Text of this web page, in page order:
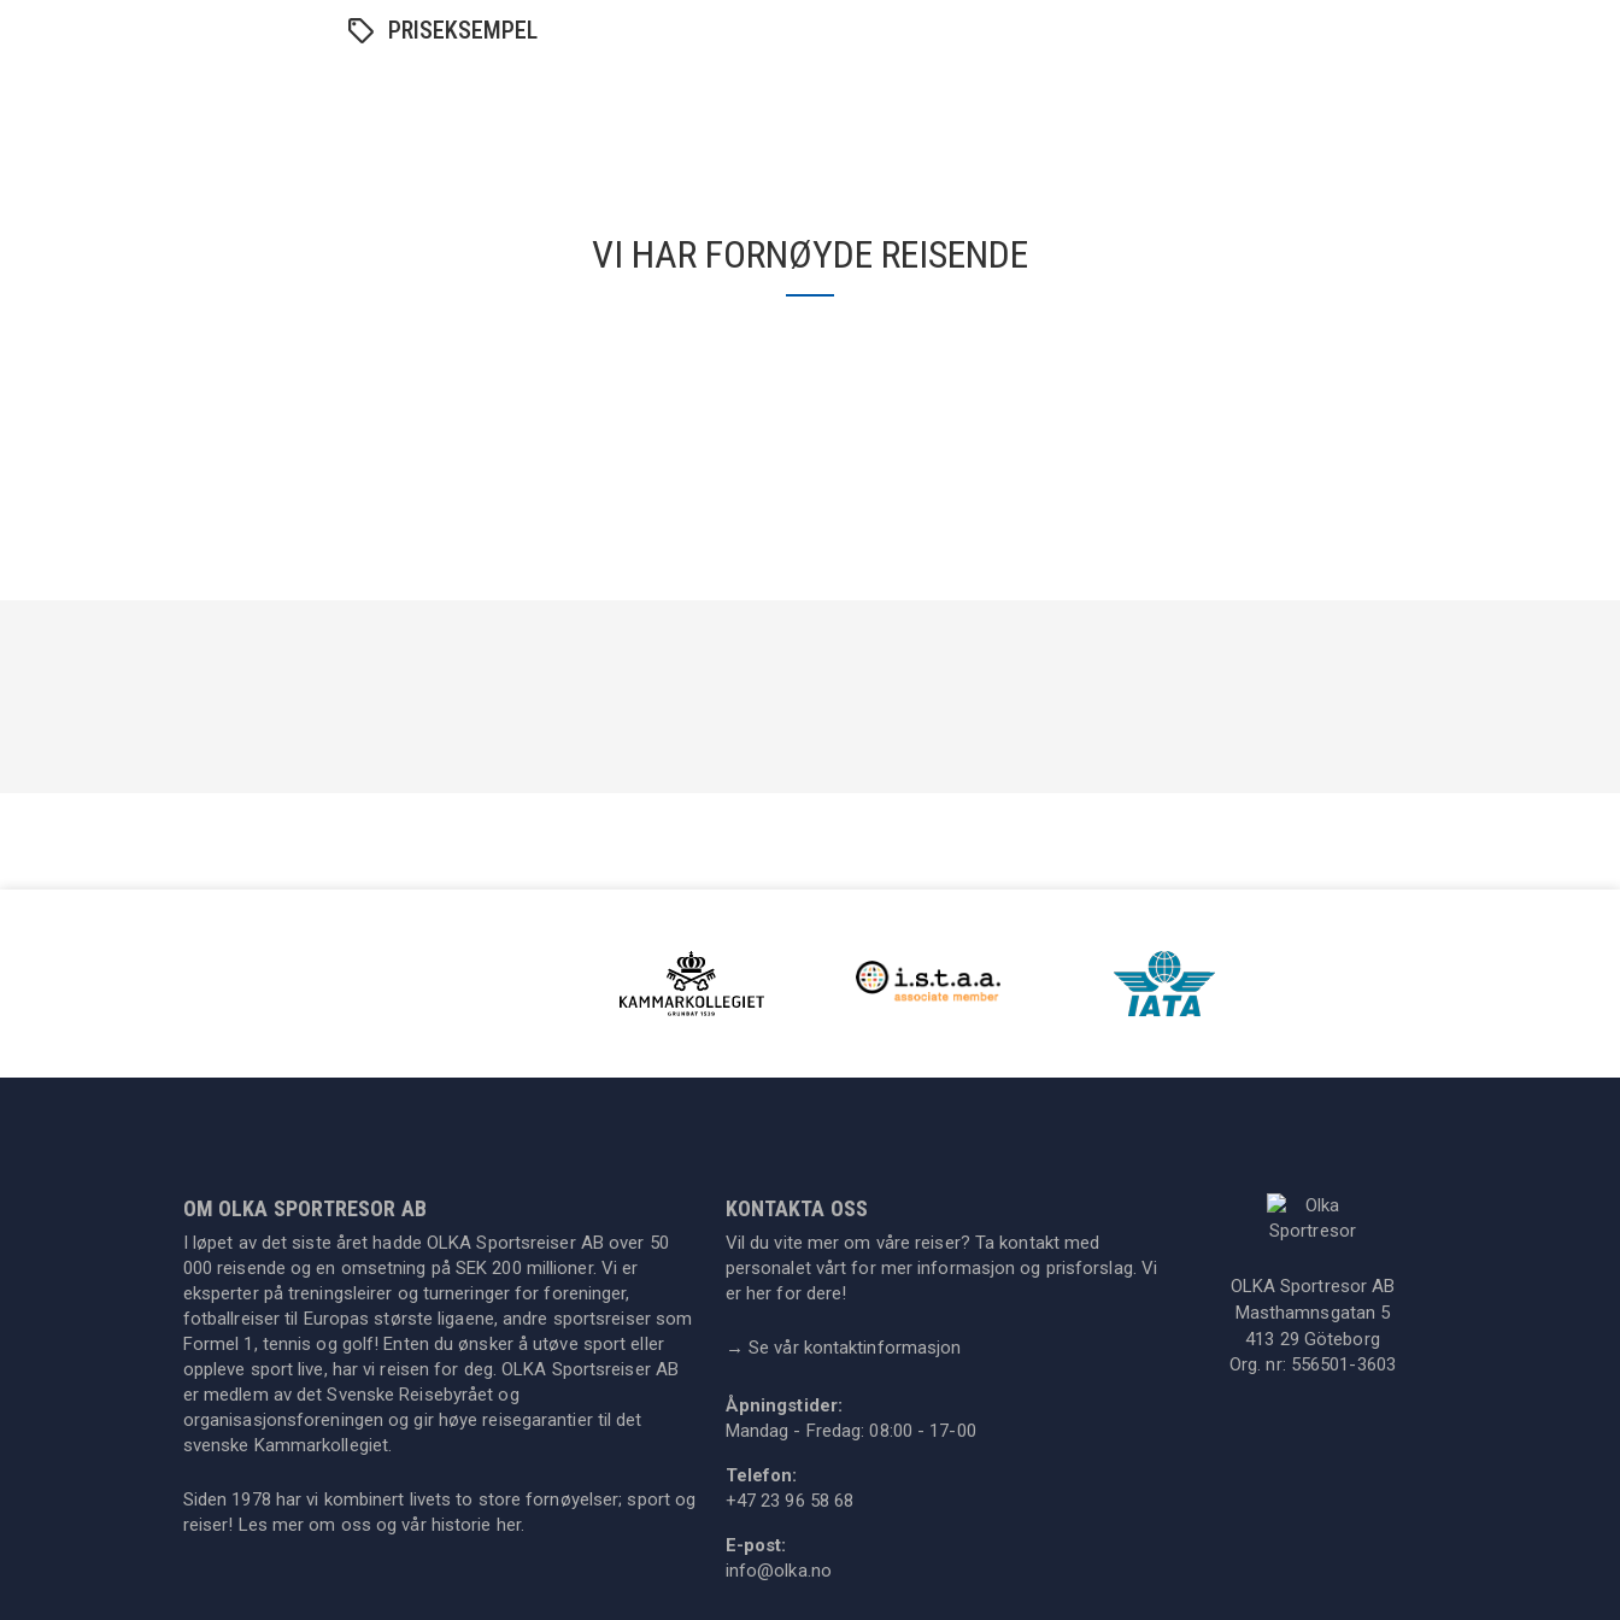
PRISEKSEMPEL
VI HAR FORNØYDE REISENDE
OM OLKA SPORTRESOR AB
I løpet av det siste året hadde OLKA Sportsreiser AB over 50
000 reisende og en omsetning på SEK 200 millioner. Vi er
eksperter på treningsleirer og turneringer for foreninger,
fotballreiser til Europas største ligaene, andre sportsreiser som
Formel 1, tennis og golf! Enten du ønsker å utøve sport eller
oppleve sport live, har vi reisen for deg. OLKA Sportsreiser AB
er medlem av det Svenske Reisebyrået og
organisasjonsforeningen og gir høye reisegarantier til det
svenske Kammarkollegiet.
Siden 1978 har vi kombinert livets to store fornøyelser; sport og
reiser! Les mer om oss og vår historie her.
KONTAKTA OSS
Vil du vite mer om våre reiser? Ta kontakt med
personalet vårt for mer informasjon og prisforslag. Vi
er her for dere!
→ Se vår kontaktinformasjon
Åpningstider:
Mandag - Fredag: 08:00 - 17-00
Telefon:
+47 23 96 58 68
E-post:
info@olka.no
OLKA Sportresor AB
Masthamnsgatan 5
413 29 Göteborg
Org. nr: 556501-3603